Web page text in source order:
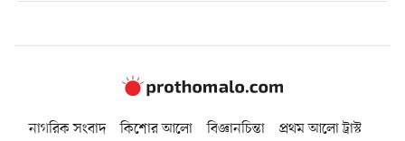
নাগরিক সংবাদ কিশোর আলো বিজ্ঞানচিন্তা
প্রথম আলো ট্রাস্ট